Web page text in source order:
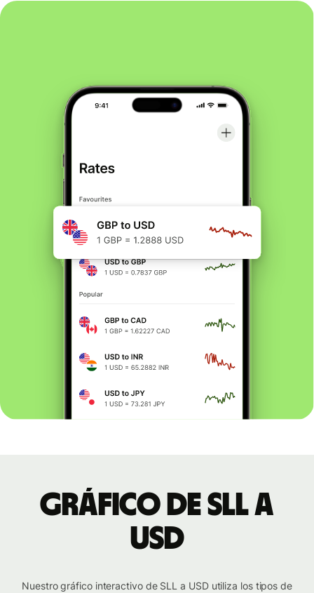
Gráfico de SLL a
USD
Nuestro gráfico interactivo de SLL a USD utiliza los tipos de